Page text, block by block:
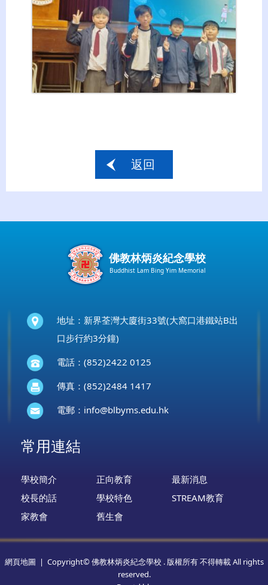
返回
佛教林炳炎紀念學校
Buddhist Lam Bing Yim Memorial
地址：新界荃灣大廈街33號(大窩口港鐵站B出
口步行約3分鐘)
電話：(852)2422 0125
傳真：(852)2484 1417
電郵： info@blbyms.edu.hk
常用連結
學校簡介 正向教育
最新消息
校長的話
學校特色
STREAM教育
家教會
舊生會
網頁地圖 | Copyright© 佛教林炳炎紀念學校 . 版權所有 不得轉載 All rights
reserved.